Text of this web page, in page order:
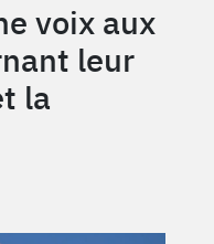
voix aux
leur
la